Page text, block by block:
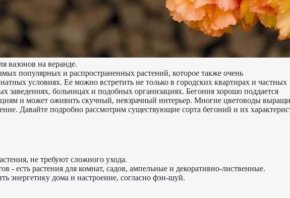
вазонов на веранде.
популярных и распространенных растений, которое также очень
условиях. Ее можно встретить не только в городских квартирах и частных
заведениях, больницах и подобных организациях. Бегония хорошо поддается
и может оживить скучный, невзрачный интерьер. Многие цветоводы
Давайте подробно рассмотрим существующие сорта бегоний и их
не требуют сложного ухода.
- есть растения для комнат, садов, ампельные и декоративно-лиственные.
энергетику дома и настроение, согласно фэн-шуй.